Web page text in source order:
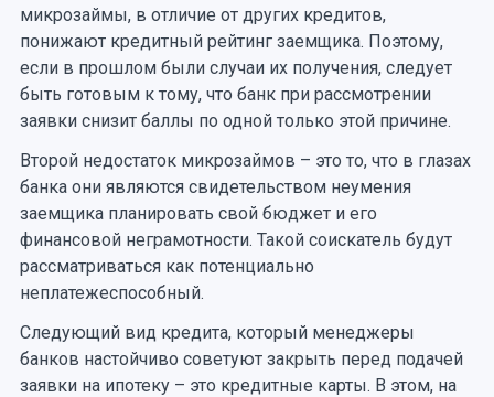
микрозаймы, в отличие от других кредитов,
понижают кредитный рейтинг заемщика. Поэтому,
если в прошлом были случаи их получения, следует
быть готовым к тому, что банк при рассмотрении
заявки снизит баллы по одной только этой причине.
Второй недостаток микрозаймов – это то, что в глазах
банка они являются свидетельством неумения
заемщика планировать свой бюджет и его
финансовой неграмотности. Такой соискатель будут
рассматриваться как потенциально
неплатежеспособный.
Следующий вид кредита, который менеджеры
банков настойчиво советуют закрыть перед подачей
заявки на ипотеку – это кредитные карты. В этом, на